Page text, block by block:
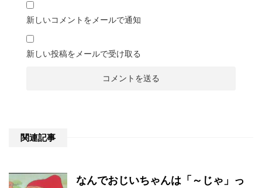
新しいコメントをメールで通知
新しい投稿をメールで受け取る
関連記事
なんでおじいちゃんは「～じゃ」っ